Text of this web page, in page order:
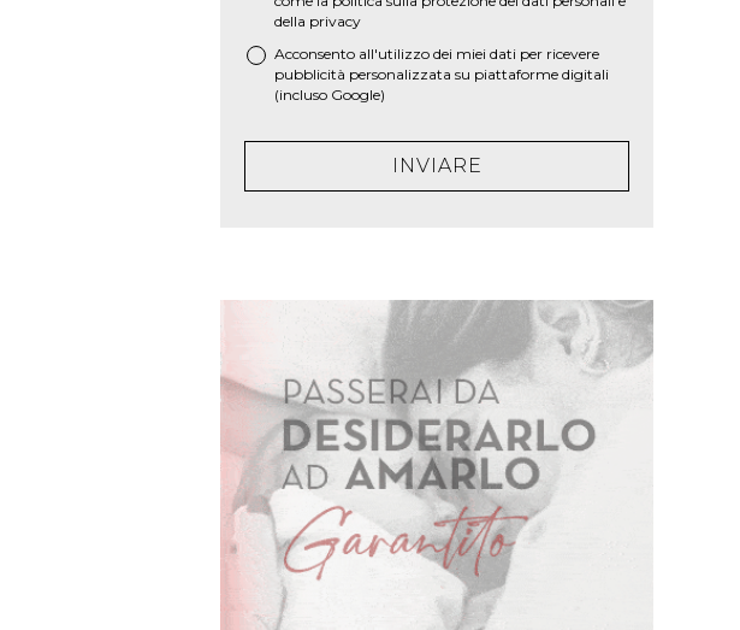
della privacy
Acconsento all'utilizzo dei miei dati per ricevere
pubblicità personalizzata su piattaforme digitali
(incluso Google)
INVIARE